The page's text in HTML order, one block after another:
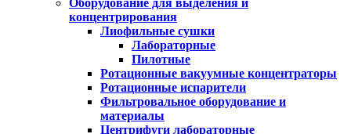
Оборудование для выделения и
концентрирования
Лиофильные сушки
Лабораторные
Пилотные
Ротационные вакуумные концентраторы
Ротационные испарители
Фильтровальное оборудование и
материалы
Центрифуги лабораторные